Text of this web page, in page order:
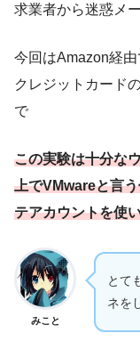
求業者から迷惑メ
今回はAmazon経
クレジットカード
で
この実験は十分な
上でVMwareと言
テアカウントを使
みこと
とて
ネを